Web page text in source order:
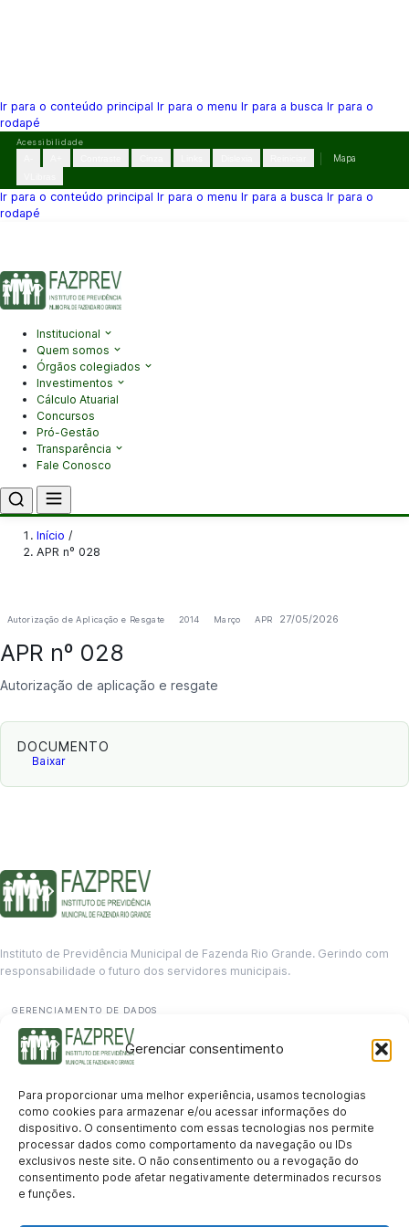
Gerenciar consentimento
Para proporcionar uma melhor experiência, usamos tecnologias
como cookies para armazenar e/ou acessar informações do
dispositivo. O consentimento com essas tecnologias nos permite
processar dados como comportamento da navegação ou IDs
exclusivos neste site. O não consentimento ou a revogação do
consentimento pode afetar negativamente determinados recursos
e funções.
Ir para o conteúdo principal Ir para o menu Ir para a busca Ir para o
rodapé
Pular
conteúdo
Acessibilidade
Mapa
Ir para o conteúdo principal Ir para o menu Ir para a busca Ir para o
rodapé
Institucional
Quem somos
Órgãos colegiados
Investimentos
Cálculo Atuarial
Concursos
Pró-Gestão
Transparência
Fale Conosco
Início /
APR nº 028
Autorização de Aplicação e Resgate 2014 Março APR 27/05/2026
APR nº 028
Autorização de aplicação e resgate
DOCUMENTO
Baixar
Instituto de Previdência Municipal de Fazenda Rio Grande. Gerindo com
responsabilidade o futuro dos servidores municipais.
GERENCIAMENTO DE DADOS
Departamento de informação
contato@fazprev.pr.gov.br
(41) 3995-2146
Serviços
Aposentadoria Pensão por Morte Benefício por Invalidez Auxílio Doença
Holerite Online Protocolo Online
Transparência
Portal da Transparência